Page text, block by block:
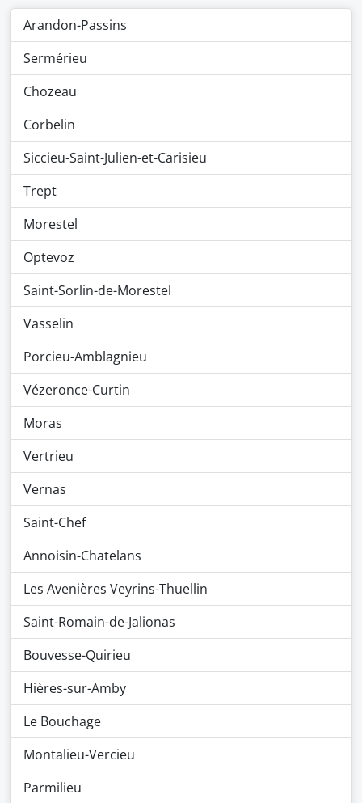
Arandon-Passins
Sermérieu
Chozeau
Corbelin
Siccieu-Saint-Julien-et-Carisieu
Trept
Morestel
Optevoz
Saint-Sorlin-de-Morestel
Vasselin
Porcieu-Amblagnieu
Vézeronce-Curtin
Moras
Vertrieu
Vernas
Saint-Chef
Annoisin-Chatelans
Les Avenières Veyrins-Thuellin
Saint-Romain-de-Jalionas
Bouvesse-Quirieu
Hières-sur-Amby
Le Bouchage
Montalieu-Vercieu
Parmilieu